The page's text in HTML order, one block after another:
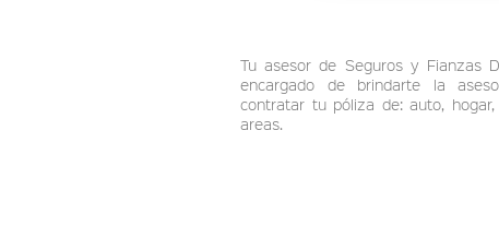
Tu asesor de Seguros y Fianzas
encargado de brindarte la
contratar tu póliza de: auto,
areas.